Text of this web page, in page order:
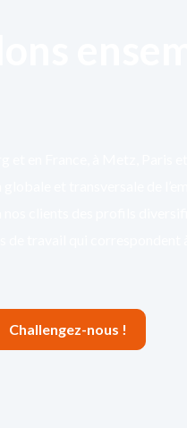
Challengez-nous !